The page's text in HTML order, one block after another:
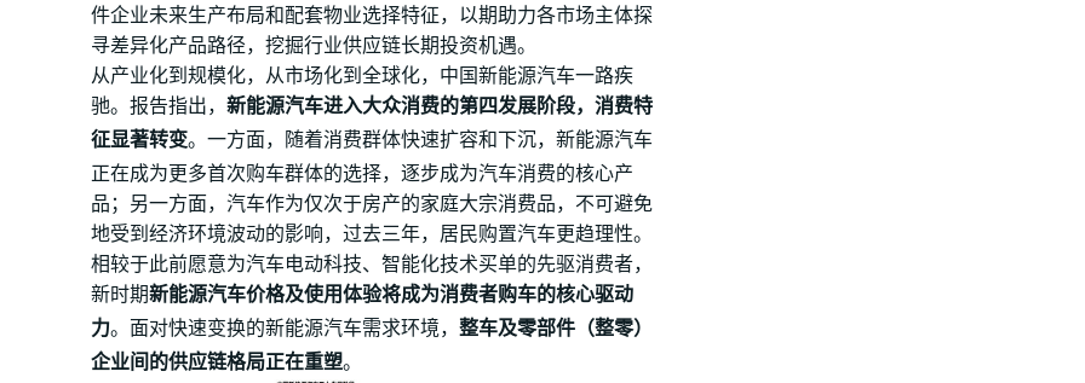
件企业未来生产布局和配套物业选择特征，以期助力各市场主体探
寻差异化产品路径，挖掘行业供应链长期投资机遇。
从产业化到规模化，从市场化到全球化，中国新能源汽车一路疾
驰。报告指出，新能源汽车进入大众消费的第四发展阶段，消费特
征显著转变。一方面，随着消费群体快速扩容和下沉，新能源汽车
正在成为更多首次购车群体的选择，逐步成为汽车消费的核心产
品；另一方面，汽车作为仅次于房产的家庭大宗消费品，不可避免
地受到经济环境波动的影响，过去三年，居民购置汽车更趋理性。
相较于此前愿意为汽车电动科技、智能化技术买单的先驱消费者，
新时期新能源汽车价格及使用体验将成为消费者购车的核心驱动
力。面对快速变换的新能源汽车需求环境，整车及零部件（整零）
企业间的供应链格局正在重塑。